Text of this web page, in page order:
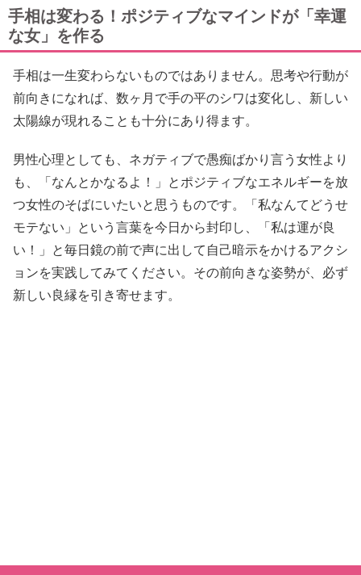
手相は変わる！ポジティブなマインドが「幸運
な女」を作る
手相は一生変わらないものではありません。思考や行動が
前向きになれば、数ヶ月で手の平のシワは変化し、新しい
太陽線が現れることも十分にあり得ます。
男性心理としても、ネガティブで愚痴ばかり言う女性より
も、「なんとかなるよ！」とポジティブなエネルギーを放
つ女性のそばにいたいと思うものです。「私なんてどうせ
モテない」という言葉を今日から封印し、「私は運が良
い！」と毎日鏡の前で声に出して自己暗示をかけるアクシ
ョンを実践してみてください。その前向きな姿勢が、必ず
新しい良縁を引き寄せます。